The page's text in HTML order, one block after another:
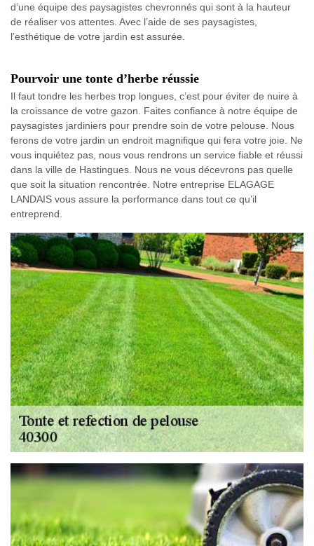
d’une équipe des paysagistes chevronnés qui sont à la hauteur
de réaliser vos attentes. Avec l’aide de ses paysagistes,
l’esthétique de votre jardin est assurée.
Pourvoir une tonte d’herbe réussie
Il faut tondre les herbes trop longues, c’est pour éviter de nuire à
la croissance de votre gazon. Faites confiance à notre équipe de
paysagistes jardiniers pour prendre soin de votre pelouse. Nous
ferons de votre jardin un endroit magnifique qui fera votre joie. Ne
vous inquiétez pas, nous vous rendrons un service fiable et réussi
dans la ville de Hastingues. Nous ne vous décevrons pas quelle
que soit la situation rencontrée. Notre entreprise ELAGAGE
LANDAIS vous assure la performance dans tout ce qu’il
entreprend.